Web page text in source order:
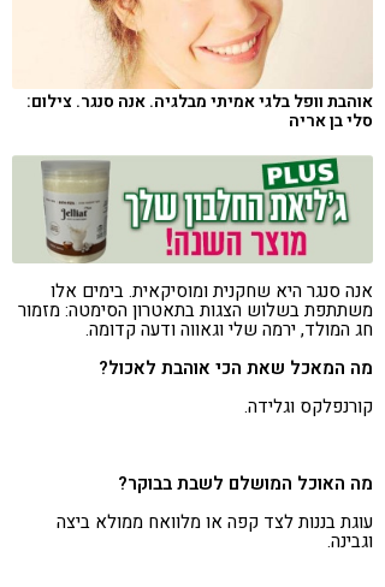
טבעונות
אוהבת וופל בלגי אמיתי מבלגיה. אנה סנגר. צילום:
סלי בן אריה
אנה סנגר היא שחקנית ומוסיקאית. בימים אלו
משתתפת בשלוש הצגות בתאטרון הסימטה: מזמור
חג המולד, ירמה שלי וגאווה ודעה קדומה.
מה המאכל שאת הכי אוהבת לאכול?
קורנפלקס וגלידה.
מה האוכל המושלם לשבת בבוקר?
עוגת בננות לצד קפה או מלוואח ממולא ביצה
וגבינה.